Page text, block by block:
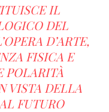
IL
DEL
D’ARTE,
FISICA E
POLARITÀ
VISTA DELLA
FUTURO